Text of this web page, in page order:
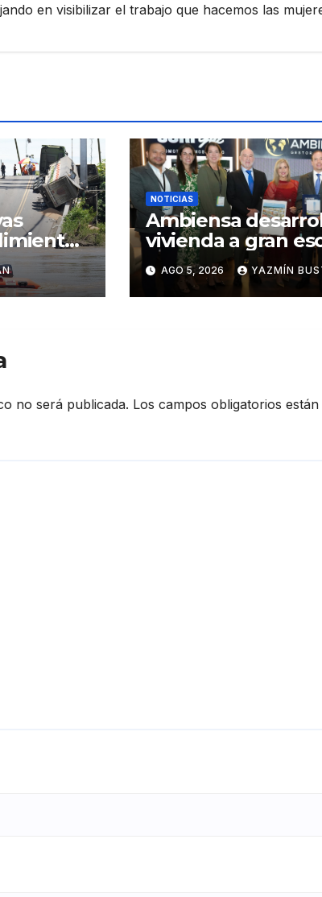
en visibilizar el trabajo que hacemos las
y
NOTICIAS
Ambiensa
vivienda a gran
estándares
de sostenibilidad
AGO 5, 2026 YAZMÍN
no será publicada. Los campos obligatorios